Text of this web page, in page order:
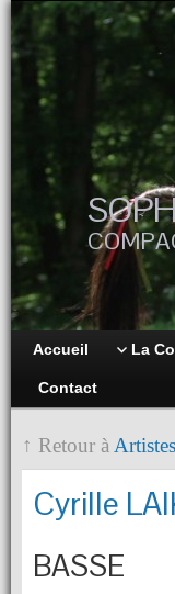
Accueil La
Contact
↑ Retour à Artistes
Cyrille
BASSE